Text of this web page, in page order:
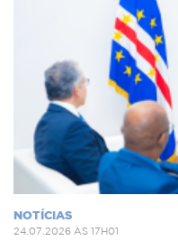
NOTÍCIAS
24.07.2026 ÀS 17H01